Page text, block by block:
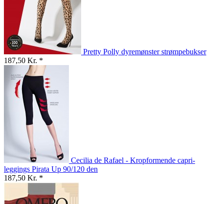
Pretty Polly dyremønster strømpebukser
187,50 Kr. *
Cecilia de Rafael - Kropformende capri-
leggings Pirata Up 90/120 den
187,50 Kr. *